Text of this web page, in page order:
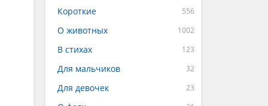
Короткие
О животных
В стихах
Для мальчиков
Для девочек